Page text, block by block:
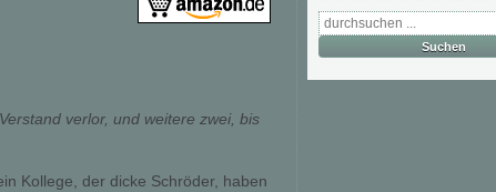
verlor, und weitere zwei, bis
Kollege, der dicke Schröder, haben